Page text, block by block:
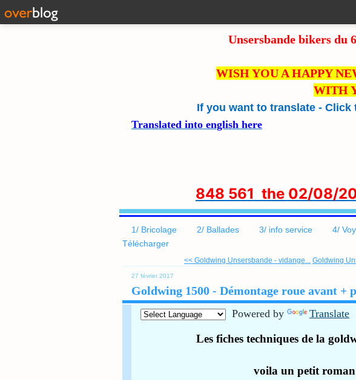
Unsersbande bikers du
WISH YOU A HAPPY
WITH
If you want to translate -
Translated into english here
848 561 the 02/08/
1/ Bricolage 2/ Ballades 3/ info service 4/
Télécharger
<< Goldwing Unsersbande - vidange... Goldwing
27 février 2017
Goldwing 1500 - Démontage roue avant +
Powered by Translate
Les fiches techniques de la
voila un petit